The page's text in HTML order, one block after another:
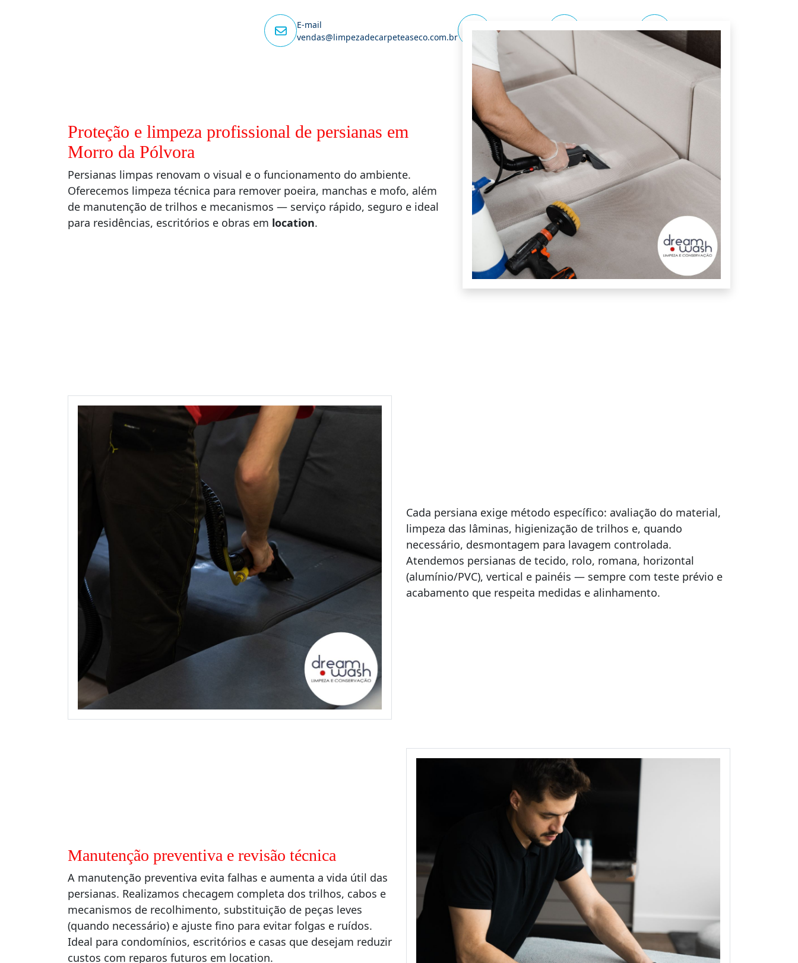
E-mail
vendas@limpezadecarpeteaseco.com.br
(11) 3862-1641
(11) 3879-2700
0800 775 0888
Unidade Morro da Pólvora
Proteção e limpeza profissional de persianas em
Morro da Pólvora
Persianas limpas renovam o visual e o funcionamento do ambiente.
Oferecemos limpeza técnica para remover poeira, manchas e mofo, além
de manutenção de trilhos e mecanismos — serviço rápido, seguro e ideal
para residências, escritórios e obras em location.
Cada persiana exige método específico: avaliação do material,
limpeza das lâminas, higienização de trilhos e, quando
necessário, desmontagem para lavagem controlada.
Atendemos persianas de tecido, rolo, romana, horizontal
(alumínio/PVC), vertical e painéis — sempre com teste prévio e
acabamento que respeita medidas e alinhamento.
Manutenção preventiva e revisão técnica
A manutenção preventiva evita falhas e aumenta a vida útil das
persianas. Realizamos checagem completa dos trilhos, cabos e
mecanismos de recolhimento, substituição de peças leves
(quando necessário) e ajuste fino para evitar folgas e ruídos.
Ideal para condomínios, escritórios e casas que desejam reduzir
custos com reparos futuros em location.